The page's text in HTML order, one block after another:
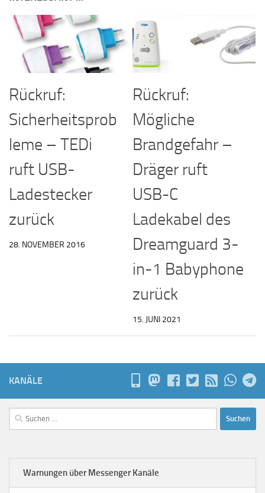
Rückruf:
Sicherheitsprob
leme – TEDi
ruft USB-
Ladestecker
zurück
28. NOVEMBER 2016
Rückruf:
Mögliche
Brandgefahr –
Dräger ruft
USB-C
Ladekabel des
Dreamguard 3-
in-1 Babyphone
zurück
15. JUNI 2021
KANÄLE
Suchen
nach:
Warnungen über Messenger Kanäle